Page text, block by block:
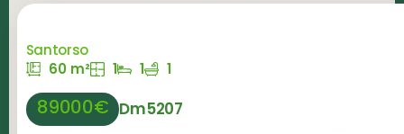
Santorso
60 m²
1 1 1
89000€ Dm5207